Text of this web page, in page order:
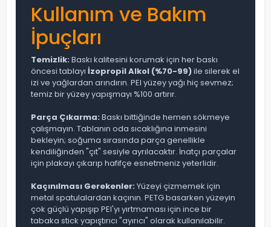
Kullanım ve Bakım
İpuçları
Temizlik: Baskı kalitesini korumak için her baskı
öncesi tablayı İzopropil Alkol (%70-99)ile silerek el
izi ve yağlardan arındırın. PEI yüzey yağı hiç sevmez;
temiz bir yüzey yapışmayı %100 artırır.
Parça Çıkarma: Baskı bittiğinde hemen sökmeye
çalışmayın. Tablanın oda sıcaklığına inmesini
bekleyin; soğuma sırasında parça genellikle
kendiliğinden "çıt" sesiyle ayrılacaktır. İnatçı parçalar
için plakayı çıkarıp hafifçe esnetmeniz yeterlidir.
Kaçınılması Gerekenler: Yüzeyi çizmemek için
metal spatulalardan kaçının. PETG basarken yüzeyin
çok güçlü yapışıp PEI'yı yırtmaması için ince bir
tabaka stick yapıştırıcı "ayırıcı" olarak kullanılabilir.